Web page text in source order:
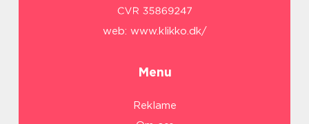
web: www.klikko.dk/
Menu
Reklame